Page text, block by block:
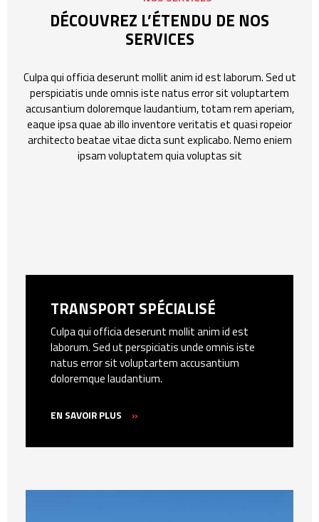
DÉCOUVREZ L’ÉTENDU DE NOS
SERVICES
Culpa qui officia deserunt mollit anim id est laborum. Sed ut
perspiciatis unde omnis iste natus error sit voluptartem
accusantium doloremque laudantium, totam rem aperiam,
eaque ipsa quae ab illo inventore veritatis et quasi ropeior
architecto beatae vitae dicta sunt explicabo. Nemo eniem
ipsam voluptatem quia voluptas sit
TRANSPORT SPÉCIALISÉ
Culpa qui officia deserunt mollit anim id est
laborum. Sed ut perspiciatis unde omnis iste
natus error sit voluptartem accusantium
doloremque laudantium.
EN SAVOIR PLUS »